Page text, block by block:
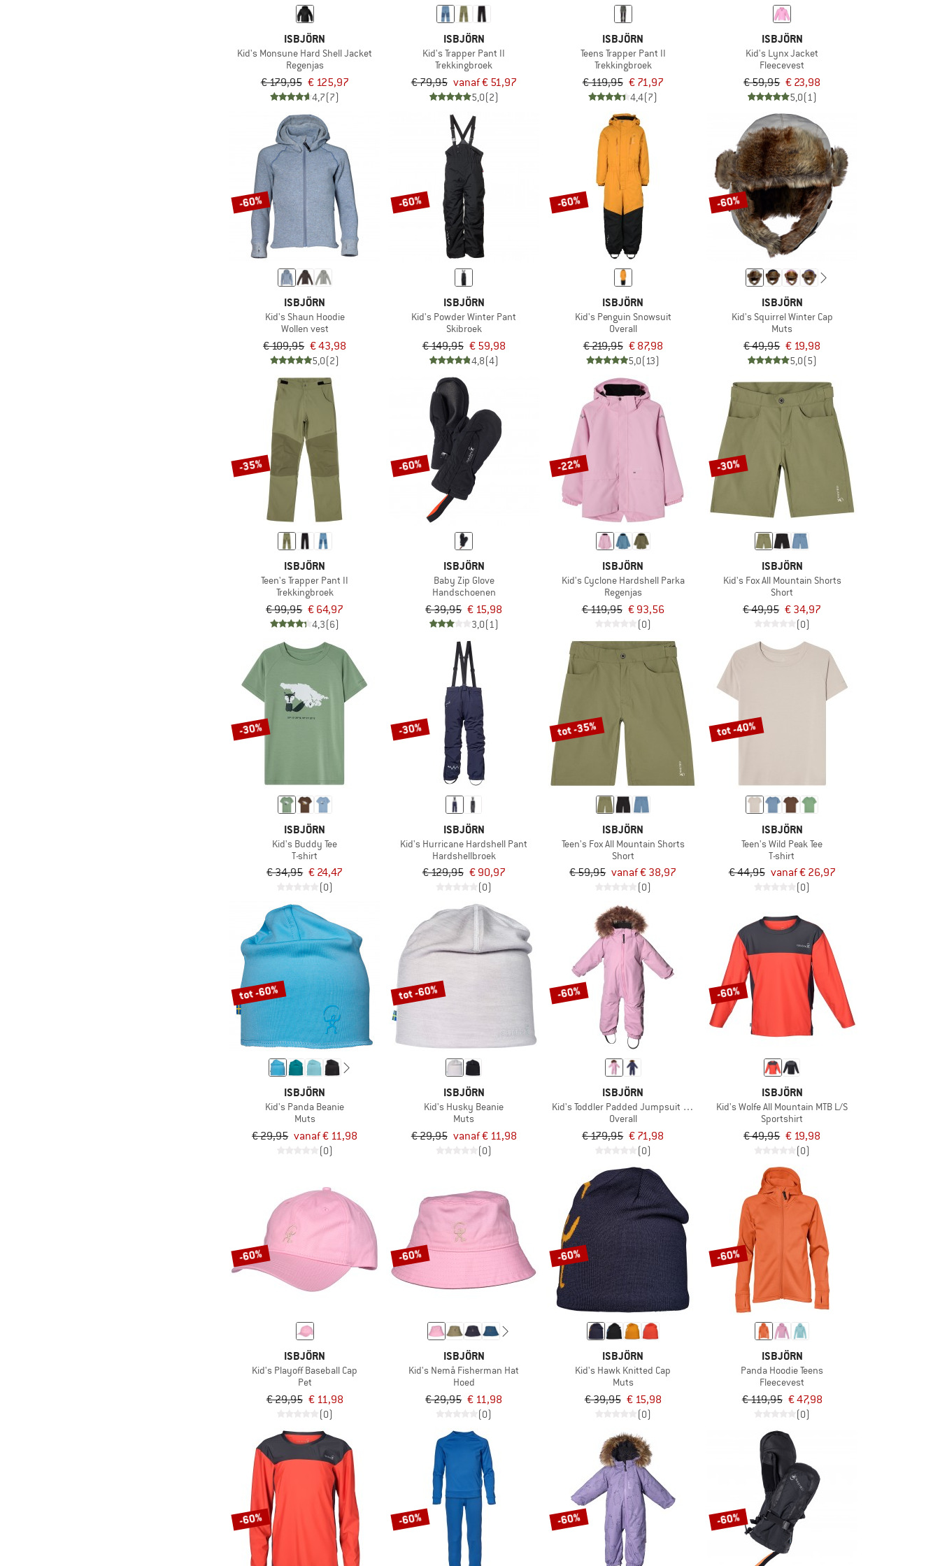
ISBJÖRN
Kid's Monsune Hard Shell Jacket
Regenjas
€ 179,95 € 125,97
4,7(7)
ISBJÖRN
Kid's Trapper Pant II
Trekkingbroek
€ 79,95 vanaf € 51,97
5,0(2)
ISBJÖRN
Teens Trapper Pant II
Trekkingbroek
€ 119,95 € 71,97
4,4(7)
ISBJÖRN
Kid's Lynx Jacket
Fleecevest
€ 59,95 € 23,98
5,0(1)
-60%
ISBJÖRN
Kid's Shaun Hoodie
Wollen vest
€ 109,95 € 43,98
5,0(2)
-60%
ISBJÖRN
Kid's Powder Winter Pant
Skibroek
€ 149,95 € 59,98
4,8(4)
-60%
ISBJÖRN
Kid's Penguin Snowsuit
Overall
€ 219,95 € 87,98
5,0(13)
-60%
ISBJÖRN
Kid's Squirrel Winter Cap
Muts
€ 49,95 € 19,98
5,0(5)
-35%
ISBJÖRN
Teen's Trapper Pant II
Trekkingbroek
€ 99,95 € 64,97
4,3(6)
-60%
ISBJÖRN
Baby Zip Glove
Handschoenen
€ 39,95 € 15,98
3,0(1)
-22%
ISBJÖRN
Kid's Cyclone Hardshell Parka
Regenjas
€ 119,95 € 93,56
(0)
-30%
ISBJÖRN
Kid's Fox All Mountain Shorts
Short
€ 49,95 € 34,97
(0)
-30%
ISBJÖRN
Kid's Buddy Tee
T-shirt
€ 34,95 € 24,47
(0)
-30%
ISBJÖRN
Kid's Hurricane Hardshell Pant
Hardshellbroek
€ 129,95 € 90,97
(0)
tot -35%
ISBJÖRN
Teen's Fox All Mountain Shorts
Short
€ 59,95 vanaf € 38,97
(0)
tot -40%
ISBJÖRN
Teen's Wild Peak Tee
T-shirt
€ 44,95 vanaf € 26,97
(0)
tot -60%
ISBJÖRN
Kid's Panda Beanie
Muts
€ 29,95 vanaf € 11,98
(0)
tot -60%
ISBJÖRN
Kid's Husky Beanie
Muts
€ 29,95 vanaf € 11,98
(0)
-60%
ISBJÖRN
Kid's Toddler Padded Jumpsuit with Fur
Overall
€ 179,95 € 71,98
(0)
-60%
ISBJÖRN
Kid's Wolfe All Mountain MTB L/S
Sportshirt
€ 49,95 € 19,98
(0)
-60%
ISBJÖRN
Kid's Playoff Baseball Cap
Pet
€ 29,95 € 11,98
(0)
-60%
ISBJÖRN
Kid's Nemå Fisherman Hat
Hoed
€ 29,95 € 11,98
(0)
-60%
ISBJÖRN
Kid's Hawk Knitted Cap
Muts
€ 39,95 € 15,98
(0)
-60%
ISBJÖRN
Panda Hoodie Teens
Fleecevest
€ 119,95 € 47,98
(0)
-60% -60% -60% -60%